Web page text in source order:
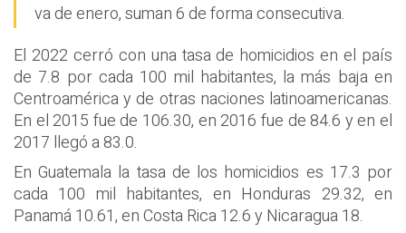
va de enero, suman 6 de forma consecutiva.
El 2022 cerró con una tasa de homicidios en el país
de 7.8 por cada 100 mil habitantes, la más baja en
Centroamérica y de otras naciones latinoamericanas.
En el 2015 fue de 106.30, en 2016 fue de 84.6 y en el
2017 llegó a 83.0.
En Guatemala la tasa de los homicidios es 17.3 por
cada 100 mil habitantes, en Honduras 29.32, en
Panamá 10.61, en Costa Rica 12.6 y Nicaragua 18.